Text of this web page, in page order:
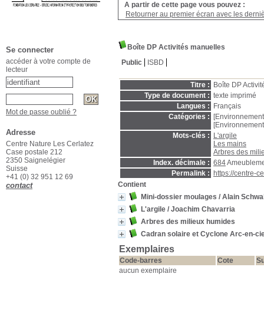
A partir de cette page vous pouvez :
Retourner au premier écran avec les
Boîte DP Activités manuelles
Public
ISBD
Titre :
Boîte DP
Type de document : texte imprimé
Langues :
Français
Catégories :
Mots-clés :
L'argile
Les mains
Arbres des
Index. décimale : 684
Permalink :
https://centre-
Contient
Mini-dossier moulages / Alain
L'argile / Joachim Chavarria
Arbres des milieux humides
Cadran solaire et Cyclone Arc-en-
Exemplaires
Code-barres Cote
aucun exemplaire
Se connecter
accéder à votre compte de
lecteur
Mot de passe oublié ?
Adresse
Centre Nature Les Cerlatez
Case postale 212
2350 Saignelégier
Suisse
+41 (0) 32 951 12 69
contact